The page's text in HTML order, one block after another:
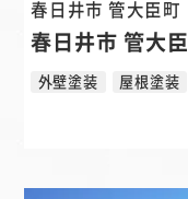
春日井市 管大臣町
外壁塗装 屋根塗装